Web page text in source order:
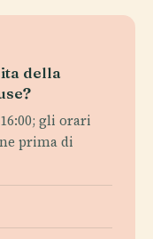
della
gli orari
prima di